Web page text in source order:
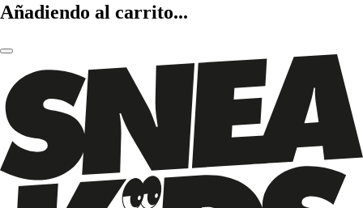
Añadiendo al carrito...